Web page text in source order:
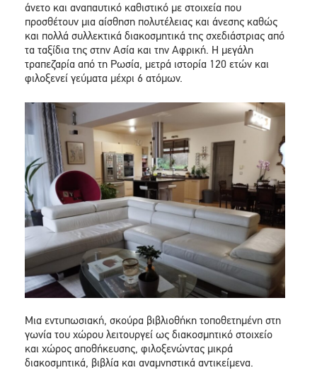
άνετο και αναπαυτικό καθιστικό με στοιχεία που
προσθέτουν μια αίσθηση πολυτέλειας και άνεσης καθώς
και πολλά συλλεκτικά διακοσμητικά της σχεδιάστριας από
τα ταξίδια της στην Ασία και την Αφρική. Η μεγάλη
τραπεζαρία από τη Ρωσία, μετρά ιστορία 120 ετών και
φιλοξενεί γεύματα μέχρι 6 ατόμων.
Μια εντυπωσιακή, σκούρα βιβλιοθήκη τοποθετημένη στη
γωνία του χώρου λειτουργεί ως διακοσμητικό στοιχείο
και χώρος αποθήκευσης, φιλοξενώντας μικρά
διακοσμητικά, βιβλία και αναμνηστικά αντικείμενα.